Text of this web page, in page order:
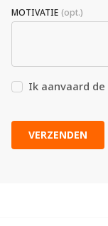
MOTIVATIE
Ik aanvaard de
VERZENDEN